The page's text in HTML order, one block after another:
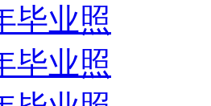
毕业照
毕业照